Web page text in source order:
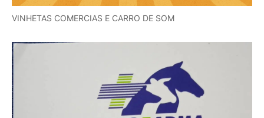
VINHETAS COMERCIAS E CARRO DE SOM